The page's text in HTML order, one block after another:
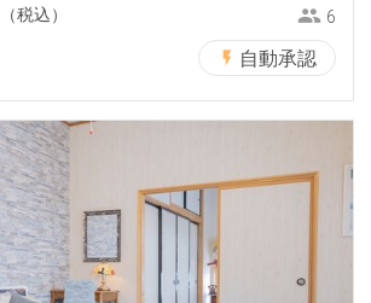
（税込） 6
自動承認